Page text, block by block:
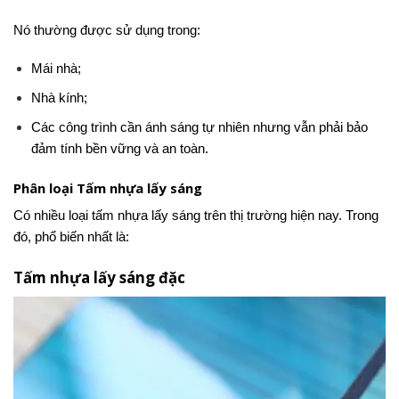
Nó thường được sử dụng trong:
Mái nhà;
Nhà kính;
Các công trình cần ánh sáng tự nhiên nhưng vẫn phải bảo
đảm tính bền vững và an toàn.
Phân loại Tấm nhựa lấy sáng
Có nhiều loại tấm nhựa lấy sáng trên thị trường hiện nay. Trong
đó, phổ biến nhất là:
Tấm nhựa lấy sáng đặc